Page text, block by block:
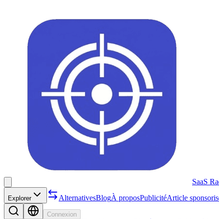
SaaS
Explorer AlternativesBlogÀ proposPublicitéArticle
Connexion